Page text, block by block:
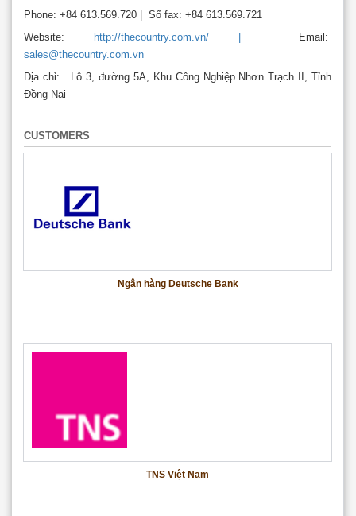
Phone: +84 613.569.720 | Số fax: +84 613.569.721
Website:
http://thecountry.com.vn/ |
Email:
sales@thecountry.com.vn
Địa chỉ:
Lô 3, đường 5A, Khu Công Nghiệp Nhơn Trạch II, Tỉnh
Đồng Nai
CUSTOMERS
Ngân hàng Deutsche Bank
TNS Việt Nam